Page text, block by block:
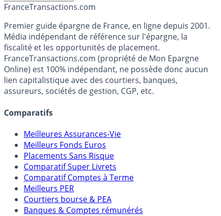
FranceTransactions.com
Premier guide épargne de France, en ligne depuis 2001.
Média indépendant de référence sur l'épargne, la
fiscalité et les opportunités de placement.
FranceTransactions.com (propriété de Mon Epargne
Online) est 100% indépendant, ne possède donc aucun
lien capitalistique avec des courtiers, banques,
assureurs, sociétés de gestion, CGP, etc.
Comparatifs
Meilleures Assurances-Vie
Meilleurs Fonds Euros
Placements Sans Risque
Comparatif Super Livrets
Comparatif Comptes à Terme
Meilleurs PER
Courtiers bourse & PEA
Banques & Comptes rémunérés